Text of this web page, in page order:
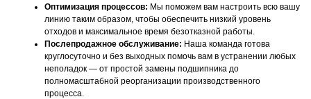
Оптимизация процессов: Мы поможем вам настроить всю вашу
линию таким образом, чтобы обеспечить низкий уровень
отходов и максимальное время безотказной работы.
Послепродажное обслуживание: Наша команда готова
круглосуточно и без выходных помочь вам в устранении любых
неполадок — от простой замены подшипника до
полномасштабной реорганизации производственного
процесса.